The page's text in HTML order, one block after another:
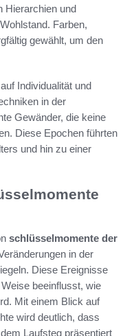
Hierarchien und
Farben,
gewählt, um den
Individualität und
in der
Gewänder, die keine
Diese Epochen führten
und hin zu einer
schlüsselmomente der
in der
Diese Ereignisse
beeinflusst, wie
Mit einem Blick auf
wird deutlich, dass
Laufsteg präsentiert